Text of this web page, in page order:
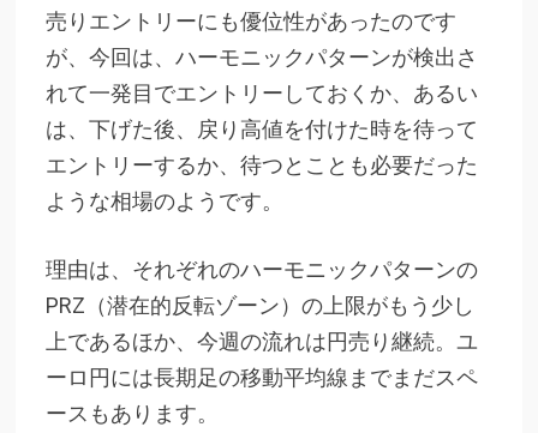
売りエントリーにも優位性があったのです
が、今回は、ハーモニックパターンが検出さ
れて一発目でエントリーしておくか、あるい
は、下げた後、戻り高値を付けた時を待って
エントリーするか、待つとことも必要だった
ような相場のようです。
理由は、それぞれのハーモニックパターンの
PRZ（潜在的反転ゾーン）の上限がもう少し
上であるほか、今週の流れは円売り継続。ユ
ーロ円には長期足の移動平均線までまだスペ
ースもあります。